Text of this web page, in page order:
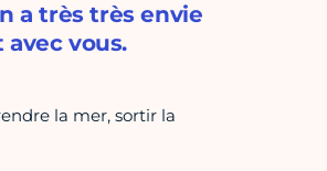
a très très envie
vous.
la mer, sortir la